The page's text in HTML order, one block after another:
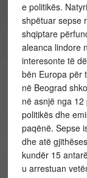
e politikës.
shpëtuar sepse
shqiptare
aleanca lindore
interesonte të
bën Europa për
në Beograd
në asnjë nga
politikës dhe
paqënë. Sepse
dhe atë
kundër 15
u arrestuan